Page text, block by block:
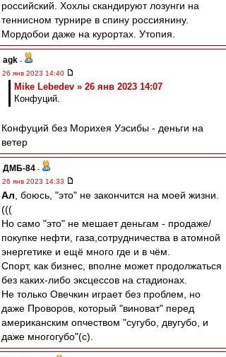
российский. Хохлы скандируют лозунги на
теннисном турнире в спину россиянину.
Мордобои даже на курортах. Утопия.
agk -
26 янв 2023 14:40
Mike Lebedev » 26 янв 2023 14:07
Конфуций.
Конфуций без Морихея Уэсибы - деньги на
ветер
ДМБ-84 -
26 янв 2023 14:33
Ал , боюсь, "это" не закончится на моей жизни.
(((
Но само "это" не мешает деньгам - продаже/
покупке нефти, газа,сотрудничества в атомной
энергетике и ещё много где и в чём.
Спорт, как бизнес, вполне может продолжаться
без каких-либо эксцессов на стадионах.
Не только Овечкин играет без проблем, но
даже Проворов, который "виноват" перед
американским опчеством "сугубо, двугубо, и
даже многогубо"(с).